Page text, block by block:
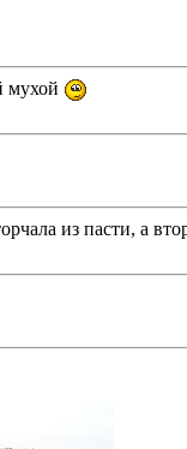
мухой
из пасти, а